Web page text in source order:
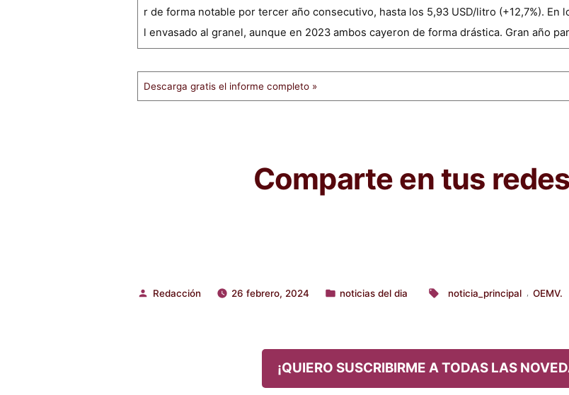
r de forma notable por tercer año consecutivo, hasta los 5,93 USD/litro (+12,7%). En
l envasado al granel, aunque en 2023 ambos cayeron de forma drástica. Gran año
Descarga gratis el informe completo »
Comparte en tus
Publicado
Redacción 26 febrero, 2024
Publicado
noticias del dia
Etiquetas:
noticia_principal , OEMV.
¡QUIERO SUSCRIBIRME A TODAS LAS